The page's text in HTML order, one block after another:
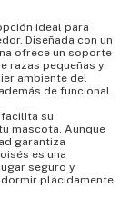
ideal para
Diseñada con un
ofrece un soporte
razas pequeñas y
ambiente del
de funcional.
su
mascota. Aunque
garantiza
es una
seguro y
plácidamente.